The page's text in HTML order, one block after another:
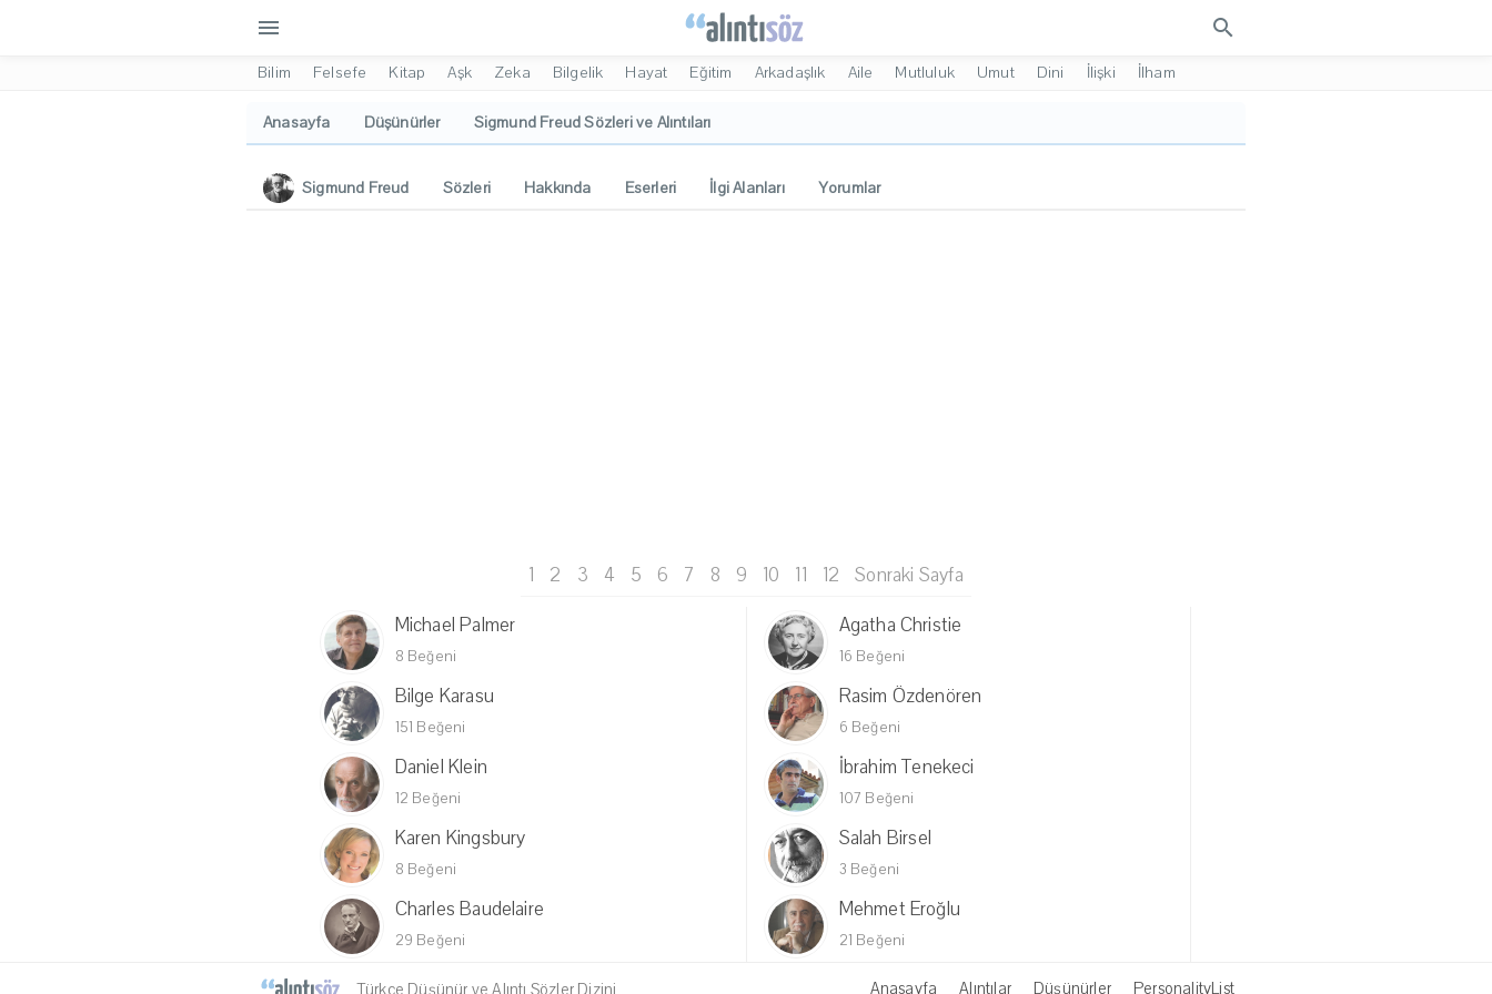
menu search
Bilim Felsefe Kitap Aşk Zeka Bilgelik Hayat Eğitim Arkadaşlık Aile Mutluluk Umut Dini İlişki İlham
Anasayfa Düşünürler Sigmund Freud Sözleri ve Alıntıları
Sigmund Freud Sözleri Hakkında Eserleri İlgi Alanları Yorumlar
1 2 3 4 5 6 7 8 9 10 11 12
Sonraki Sayfa
Michael Palmer
8 Beğeni
Agatha Christie
16 Beğeni
Bilge Karasu
151 Beğeni
Rasim Özdenören
6 Beğeni
Daniel Klein
12 Beğeni
İbrahim Tenekeci
107 Beğeni
Karen Kingsbury
8 Beğeni
Salah Birsel
3 Beğeni
Charles Baudelaire
29 Beğeni
Mehmet Eroğlu
21 Beğeni
Türkçe Düşünür ve Alıntı Sözler Dizini Anasayfa Alıntılar Düşünürler PersonalityList